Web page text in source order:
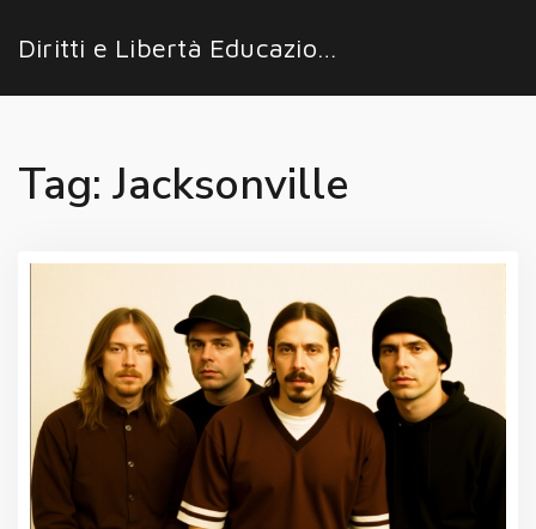
Diritti e Libertà Educazione
Tag: Jacksonville